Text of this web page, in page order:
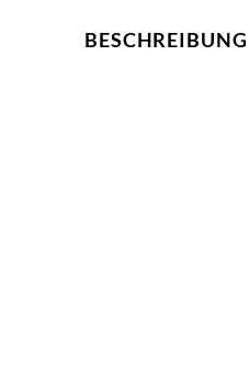
BESCHREIBUNG